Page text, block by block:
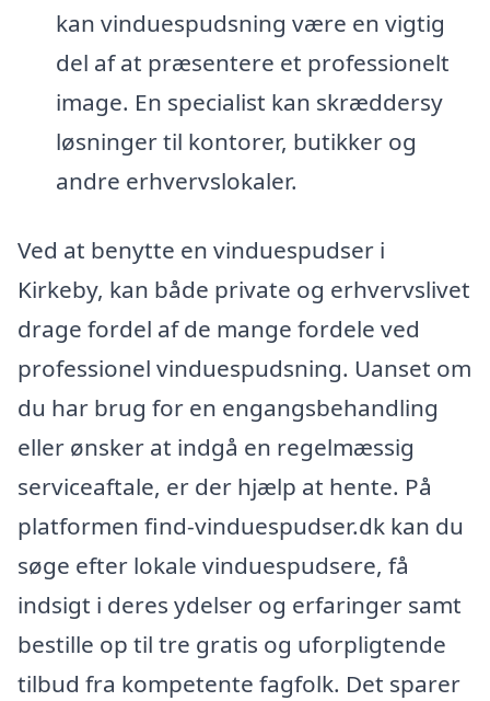
kan vinduespudsning være en vigtig
del af at præsentere et professionelt
image. En specialist kan skræddersy
løsninger til kontorer, butikker og
andre erhvervslokaler.
Ved at benytte en vinduespudser i
Kirkeby, kan både private og erhvervslivet
drage fordel af de mange fordele ved
professionel vinduespudsning. Uanset om
du har brug for en engangsbehandling
eller ønsker at indgå en regelmæssig
serviceaftale, er der hjælp at hente. På
platformen find-vinduespudser.dk kan du
søge efter lokale vinduespudsere, få
indsigt i deres ydelser og erfaringer samt
bestille op til tre gratis og uforpligtende
tilbud fra kompetente fagfolk. Det sparer